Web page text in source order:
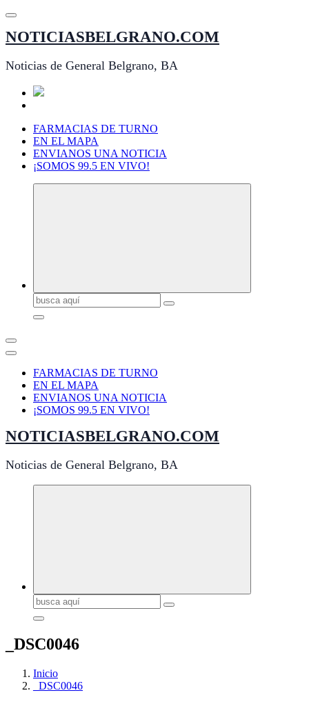
Saltar
contenido
NOTICIASBELGRANO.COM
Noticias de General Belgrano, BA
FARMACIAS DE TURNO
EN EL MAPA
ENVIANOS UNA NOTICIA
¡SOMOS 99.5 EN VIVO!
Buscar:
FARMACIAS DE TURNO
EN EL MAPA
ENVIANOS UNA NOTICIA
¡SOMOS 99.5 EN VIVO!
NOTICIASBELGRANO.COM
Noticias de General Belgrano, BA
Buscar:
_DSC0046
Inicio
_DSC0046